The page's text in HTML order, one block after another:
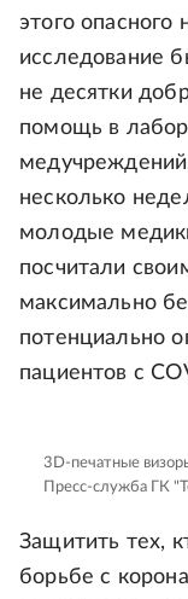
этого опасного
исследование
не десятки
помощь в
несколько
молодые
посчитали
максимально
потенциально
пациентов с
3D-печатные
Пресс-служба ГК
Защитить тех,
борьбе с